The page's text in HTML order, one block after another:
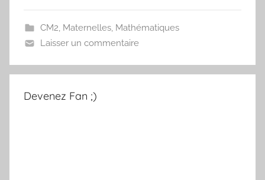
CM2, Maternelles, Mathématiques
Laisser un commentaire
Devenez Fan ;)